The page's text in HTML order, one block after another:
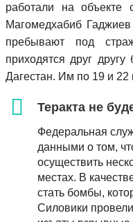
работали на объекте
Магомедхабиб
пребывают под
приходятся друг
Дагестан. Им по 19 и 22
Теракта не
Федеральная
данными о том,
осуществить
местах. В
стать бомбы,
Силовики